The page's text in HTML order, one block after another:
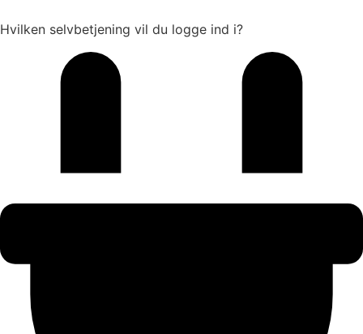
Hvilken selvbetjening vil du logge ind i?